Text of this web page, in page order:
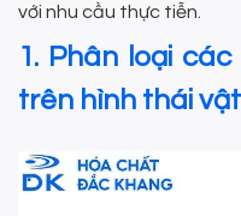
với nhu cầu thực tiễn.
1. Phân loại
trên hình thái